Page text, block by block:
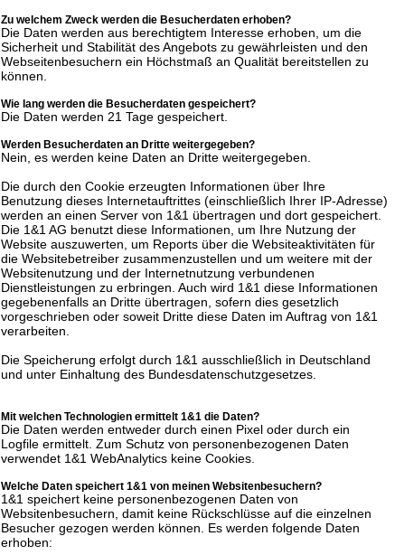
Zu welchem Zweck werden die Besucherdaten erhoben?
Die Daten werden aus berechtigtem Interesse erhoben, um die
Sicherheit und Stabilität des Angebots zu gewährleisten und den
Webseitenbesuchern ein Höchstmaß an Qualität bereitstellen zu
können.
Wie lang werden die Besucherdaten gespeichert?
Die Daten werden 21 Tage gespeichert.
Werden Besucherdaten an Dritte weitergegeben?
Nein, es werden keine Daten an Dritte weitergegeben.
Die durch den Cookie erzeugten Informationen über Ihre
Benutzung dieses Internetauftrittes (einschließlich Ihrer IP-Adresse)
werden an einen Server von 1&1 übertragen und dort gespeichert.
Die 1&1 AG benutzt diese Informationen, um Ihre Nutzung der
Website auszuwerten, um Reports über die Websiteaktivitäten für
die Websitebetreiber zusammenzustellen und um weitere mit der
Websitenutzung und der Internetnutzung verbundenen
Dienstleistungen zu erbringen. Auch wird 1&1 diese Informationen
gegebenenfalls an Dritte übertragen, sofern dies gesetzlich
vorgeschrieben oder soweit Dritte diese Daten im Auftrag von 1&1
verarbeiten.
Die Speicherung erfolgt durch 1&1 ausschließlich in Deutschland
und unter Einhaltung des Bundesdatenschutzgesetzes.
Mit welchen Technologien ermittelt 1&1 die Daten?
Die Daten werden entweder durch einen Pixel oder durch ein
Logfile ermittelt. Zum Schutz von personenbezogenen Daten
verwendet 1&1 WebAnalytics keine Cookies.
Welche Daten speichert 1&1 von meinen Websitenbesuchern?
1&1 speichert keine personenbezogenen Daten von
Websitenbesuchern, damit keine Rückschlüsse auf die einzelnen
Besucher gezogen werden können. Es werden folgende Daten
erhoben: